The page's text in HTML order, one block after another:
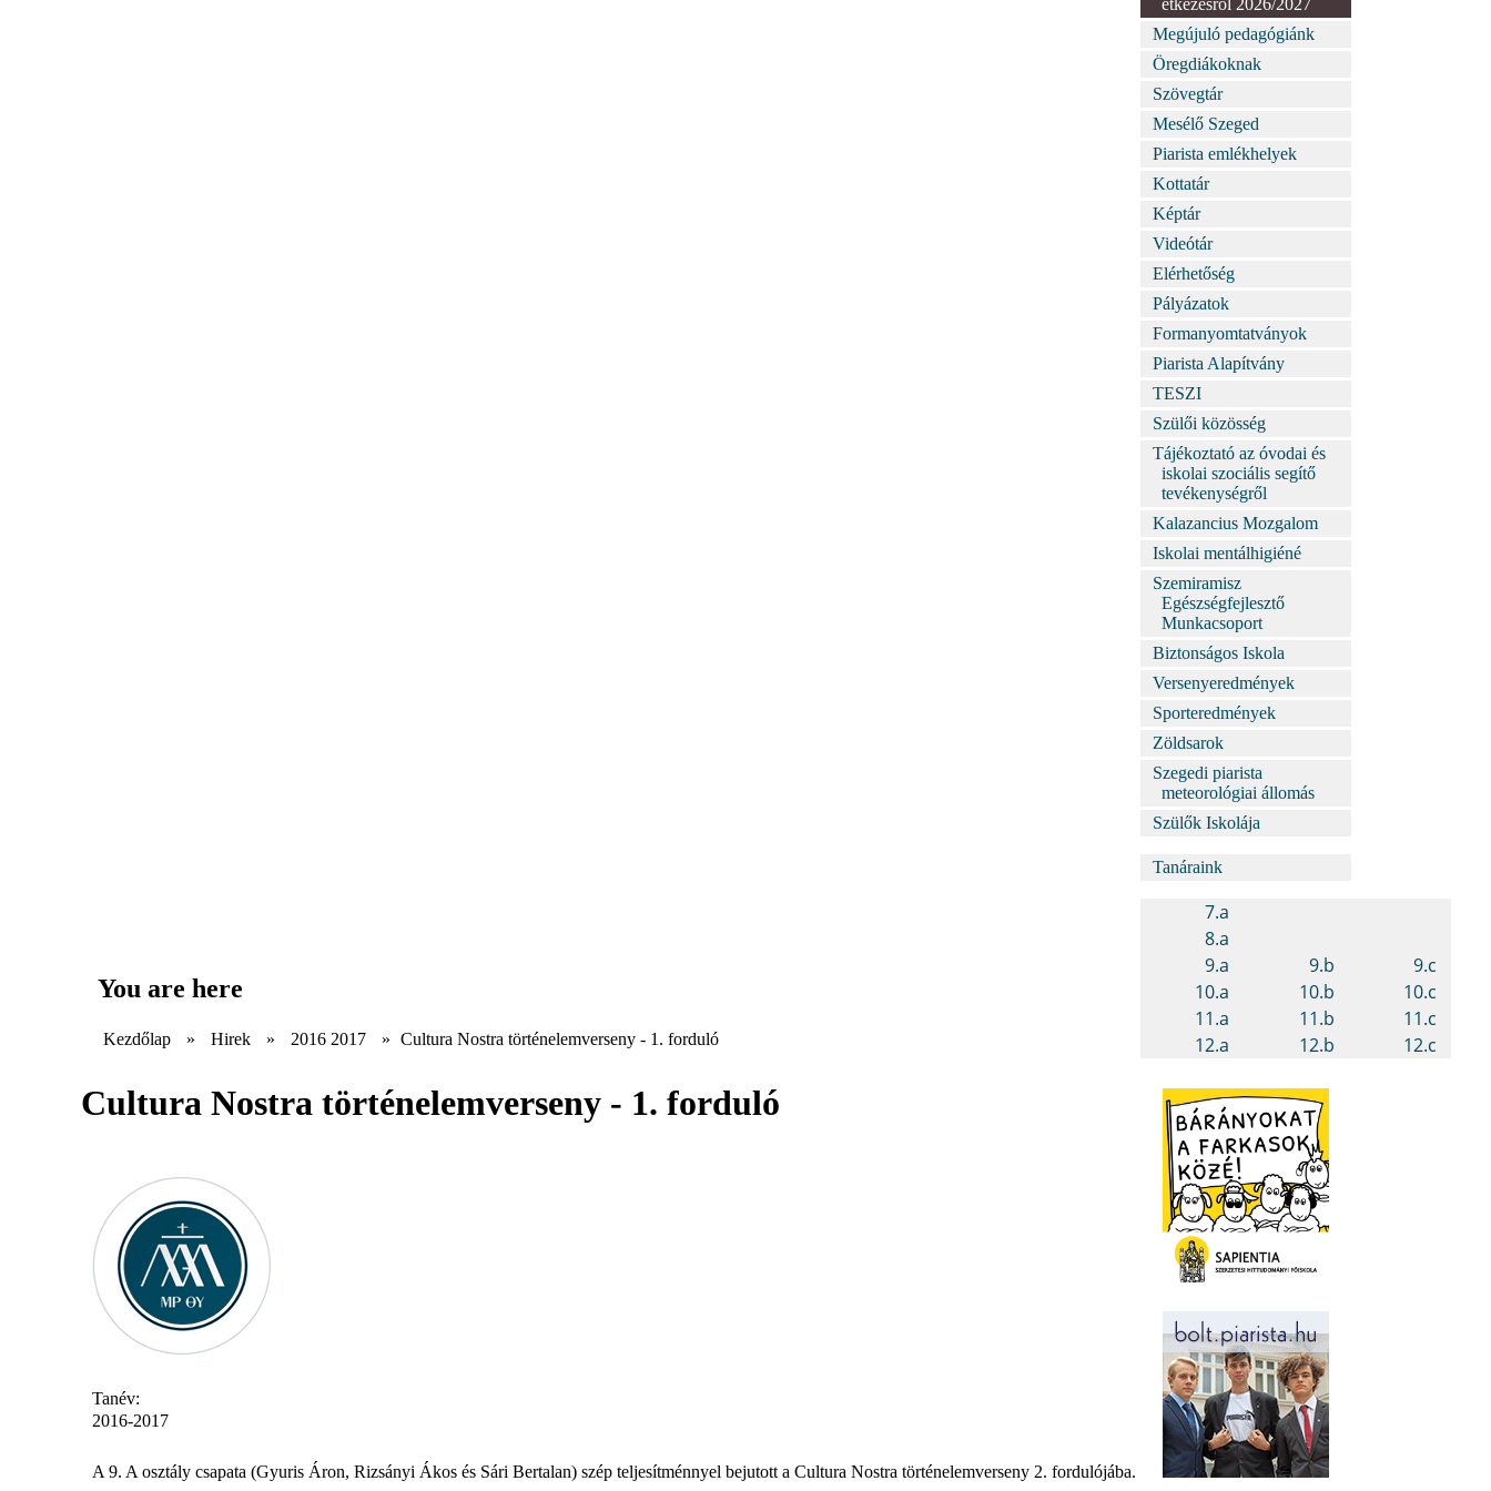
You are here
Kezdőlap » Hirek » 2016 2017 » Cultura Nostra történelemverseny - 1. forduló
Cultura Nostra történelemverseny - 1. forduló
Tanév:
2016-2017
A 9. A osztály csapata (Gyuris Áron, Rizsányi Ákos és Sári Bertalan) szép teljesítménnyel bejutott a Cultura Nostra történelemverseny 2. fordulójába.
étkezésről 2026/2027
Megújuló pedagógiánk
Öregdiákoknak
Szövegtár
Mesélő Szeged
Piarista emlékhelyek
Kottatár
Képtár
Videótár
Elérhetőség
Pályázatok
Formanyomtatványok
Piarista Alapítvány
TESZI
Szülői közösség
Tájékoztató az óvodai és
iskolai szociális segítő
tevékenységről
Kalazancius Mozgalom
Iskolai mentálhigiéné
Szemiramisz
Egészségfejlesztő
Munkacsoport
Biztonságos Iskola
Versenyeredmények
Sporteredmények
Zöldsarok
Szegedi piarista
meteorológiai állomás
Szülők Iskolája
Tanáraink